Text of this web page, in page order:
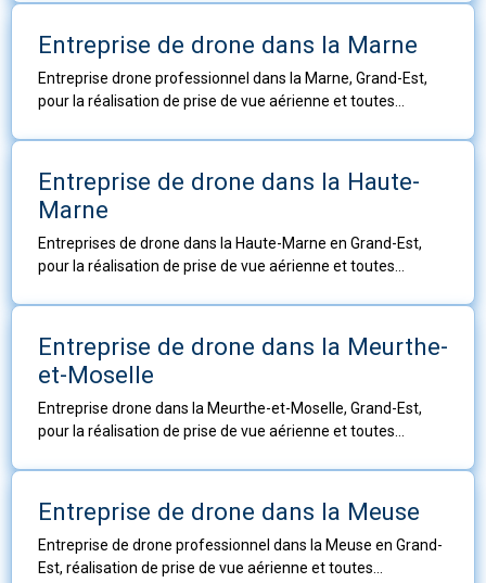
Entreprise de drone dans la Marne
Entreprise drone professionnel dans la Marne, Grand-Est,
pour la réalisation de prise de vue aérienne et toutes
Entreprise de drone dans la Haute-
Marne
Entreprises de drone dans la Haute-Marne en Grand-Est,
pour la réalisation de prise de vue aérienne et toutes
Entreprise de drone dans la Meurthe-
et-Moselle
Entreprise drone dans la Meurthe-et-Moselle, Grand-Est,
pour la réalisation de prise de vue aérienne et toutes
Entreprise de drone dans la Meuse
Entreprise de drone professionnel dans la Meuse en Grand-
Est, réalisation de prise de vue aérienne et toutes